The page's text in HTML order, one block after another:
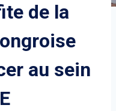
de la
au sein